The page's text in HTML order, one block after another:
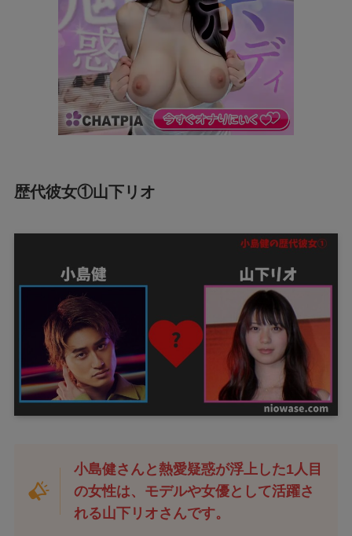
歴代彼女①山下リオ
小島健さんと熱愛疑惑が浮上した1人目
の女性は、モデルや女優として活躍さ
れる山下リオさんです。